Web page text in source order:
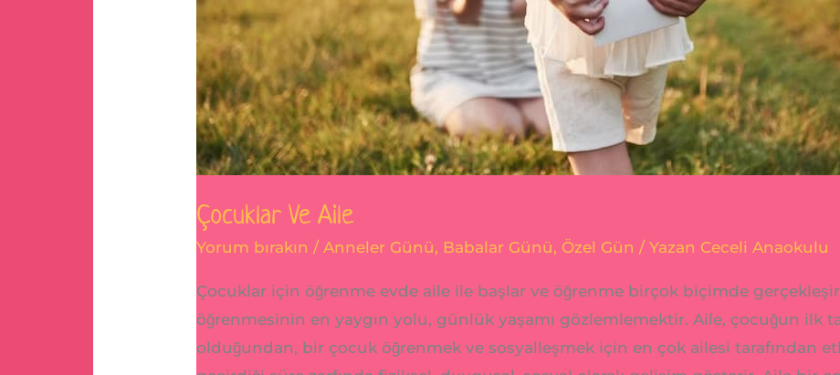
Çocuklar Ve Aile
Yorum bırakın /Anneler Günü, Babalar Günü, Özel Gün / Yazan Ceceli Anaokulu
Çocuklar için öğrenme evde aile ile başlar ve öğrenme birçok biçimde
öğrenmesinin en yaygın yolu, günlük yaşamı gözlemlemektir. Aile, çocuğun ilk
olduğundan, bir çocuk öğrenmek ve sosyalleşmek için en çok ailesi tarafından